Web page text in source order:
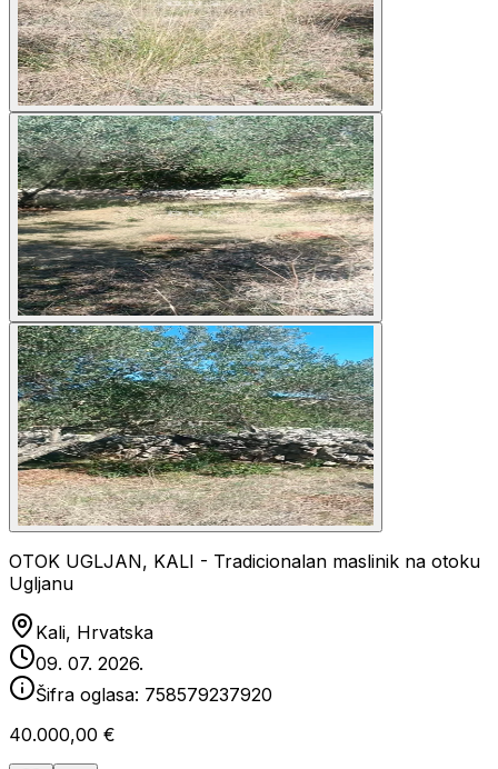
OTOK UGLJAN, KALI - Tradicionalan maslinik na otoku
Ugljanu
Kali, Hrvatska
09. 07. 2026.
Šifra oglasa: 758579237920
40.000,00 €